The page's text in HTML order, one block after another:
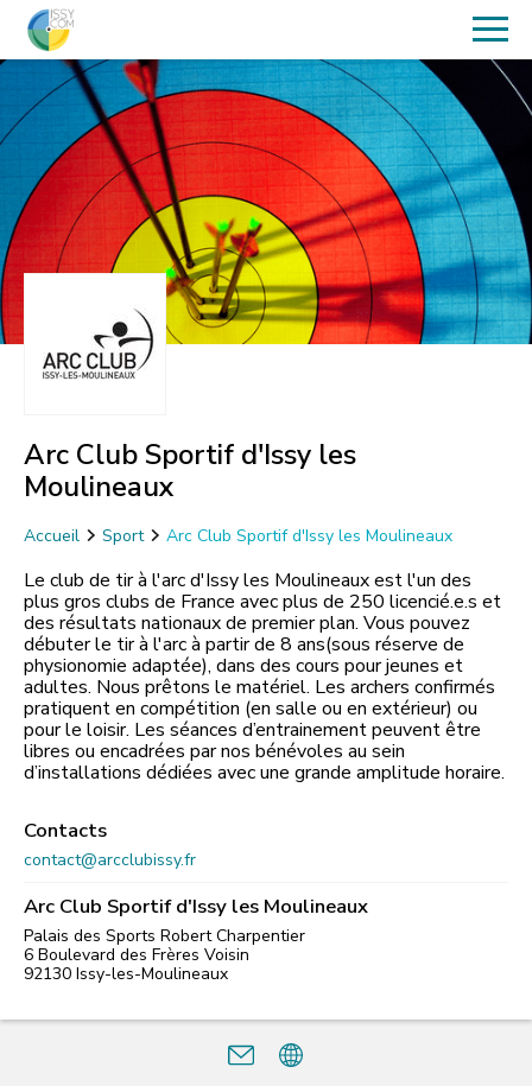
Arc Club Sportif d'Issy les
Moulineaux
Accueil Sport Arc Club Sportif d'Issy les Moulineaux
Le club de tir à l'arc d'Issy les Moulineaux est l'un des
plus gros clubs de France avec plus de 250 licencié.e.s et
des résultats nationaux de premier plan. Vous pouvez
débuter le tir à l'arc à partir de 8 ans(sous réserve de
physionomie adaptée), dans des cours pour jeunes et
adultes. Nous prêtons le matériel. Les archers confirmés
pratiquent en compétition (en salle ou en extérieur) ou
pour le loisir. Les séances d’entrainement peuvent être
libres ou encadrées par nos bénévoles au sein
d’installations dédiées avec une grande amplitude horaire.
Contacts
contact@arcclubissy.fr
Arc Club Sportif d'Issy les Moulineaux
Palais des Sports Robert Charpentier
6 Boulevard des Frères Voisin
92130 Issy-les-Moulineaux